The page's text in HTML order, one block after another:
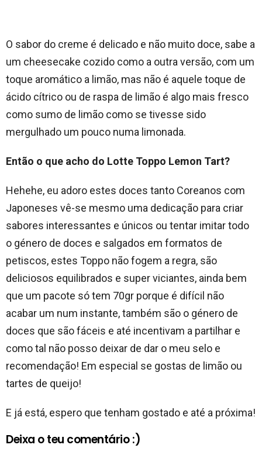
O sabor do creme é delicado e não muito doce, sabe a
um cheesecake cozido como a outra versão, com um
toque aromático a limão, mas não é aquele toque de
ácido cítrico ou de raspa de limão é algo mais fresco
como sumo de limão como se tivesse sido
mergulhado um pouco numa limonada.
Então o que acho do Lotte Toppo Lemon Tart?
Hehehe, eu adoro estes doces tanto Coreanos com
Japoneses vê-se mesmo uma dedicação para criar
sabores interessantes e únicos ou tentar imitar todo
o género de doces e salgados em formatos de
petiscos, estes Toppo não fogem a regra, são
deliciosos equilibrados e super viciantes, ainda bem
que um pacote só tem 70gr porque é difícil não
acabar um num instante, também são o género de
doces que são fáceis e até incentivam a partilhar e
como tal não posso deixar de dar o meu selo e
recomendação! Em especial se gostas de limão ou
tartes de queijo!
E já está, espero que tenham gostado e até a próxima!
Deixa o teu comentário :)